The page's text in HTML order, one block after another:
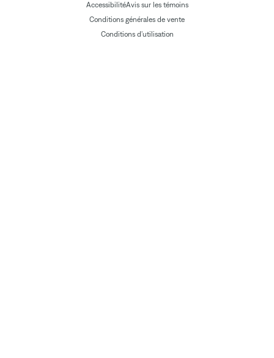
AccessibilitéAvis sur les témoins
Conditions générales de vente
Conditions d'utilisation